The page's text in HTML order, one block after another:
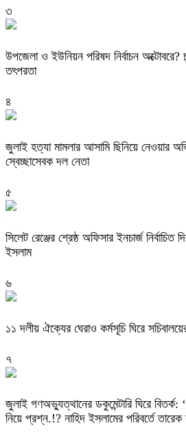
৩
উপজেলা ও ইউনিয়ন পরিষদ নির্বাচন অক্টোবরে?
তৎপরতা
৪
জুলাই হত্যা মামলার আসামি ছিনিয়ে নেওয়ার
স্বেচ্ছাসেবক দল নেতা
৫
‎সিলেট রেঞ্জের শ্রেষ্ঠ অফিসার ইনচার্জ
ইসলাম
৬
‎১১ দলীয় ঐক্যের ঘেরাও কর্মসূচি ঘিরে
৭
‎জুলাই গণঅভ্যুত্থানের ডকুমেন্টারি ঘিরে
নিয়ে প্রশ্ন.!? নাহিদ ইসলামের পরিবর্তে